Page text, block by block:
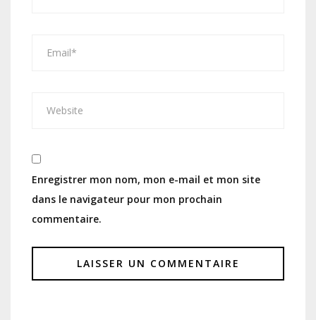
Enregistrer mon nom, mon e-mail et mon site
dans le navigateur pour mon prochain
commentaire.